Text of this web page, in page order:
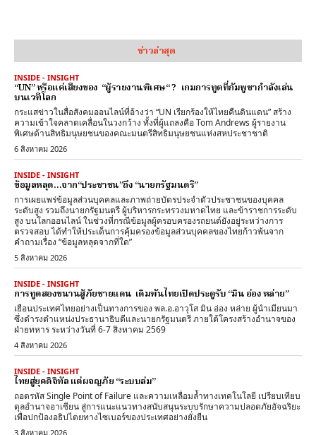
ข่าวล่าสุด
INSIDE - INSIGHT
“UN” หรือแค่เสียงของ “ผู้รายงานพิเศษ“ ? เกมการทูตที่กัมพูชากำลังเล่น
บนเวทีโลก
กระแสข่าวในสื่อสังคมออนไลน์ที่อ้างว่า “UN เรียกร้องให้ไทยคืนดินแดน” สร้าง
ความเข้าใจคลาดเคลื่อนในวงกว้าง ทั้งที่ผู้แถลงคือ Tom Andrews ผู้รายงาน
พิเศษด้านสิทธิมนุษยชนของคณะมนตรีสิทธิมนุษยชนแห่งสหประชาชาติ
6 สิงหาคม 2026
INSIDE - INSIGHT
ข้อมูลหลุด…จาก“ประชาชน”ถึง “นายกรัฐมนตรี”
การเผยแพร่ข้อมูลส่วนบุคคลและภาพถ่ายบัตรประจำตัวประชาชนของบุคคล
ระดับสูง รวมถึงนายกรัฐมนตรี ผู้บริหารกระทรวงมหาดไทย และข้าราชการระดับ
สูง บนโลกออนไลน์ ในช่วงที่กรณีข้อมูลผู้ครอบครองรถยนต์ยังอยู่ระหว่างการ
ตรวจสอบ ได้ทำให้ประเด็นการคุ้มครองข้อมูลส่วนบุคคลของไทยก้าวพ้นจาก
คำถามเรื่อง “ข้อมูลหลุดจากที่ใด”
5 สิงหาคม 2026
INSIDE - INSIGHT
การทูตสองขนานสู้ภัยชายแดน เดิมพันไทยเปิดประตูรับ “มิน อ่อง หล่าย”
เยือนประเทศไทยอย่างเป็นทางการของ พล.อ.อาวุโส มิน อ่อง หล่าย ผู้นำเมียนมา
ซึ่งดำรงตำแหน่งประธานาธิบดีและนายกรัฐมนตรี ภายใต้โครงสร้างอำนาจของ
ฝ่ายทหาร ระหว่างวันที่ 6-7 สิงหาคม 2569
4 สิงหาคม 2026
INSIDE - INSIGHT
ไทยสู่ยุคดิจิทัล แต่ผจญภัย “ระบบล่ม”
ถอดรหัส Single Point of Failure และความเหลื่อมล้ำทางเทคโนโลยี เปรียบเทียบ
ดุลอำนาจอาเซียน สู่การแนะแนวทางสนับสนุนระบบรักษาความปลอดภัยอัจฉริยะ
เพื่อปกป้องอธิปไตยทางไซเบอร์ของประเทศอย่างยั่งยืน
3 สิงหาคม 2026